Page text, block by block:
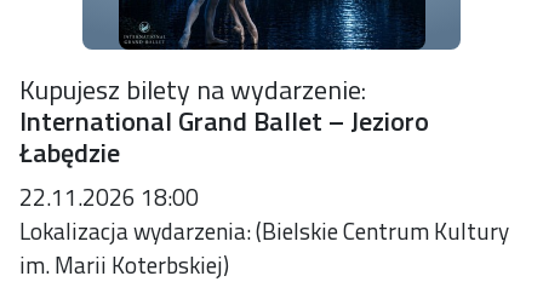
Kupujesz bilety na wydarzenie:
International Grand Ballet – Jezioro
Łabędzie
22.11.2026 18:00
Lokalizacja wydarzenia: (Bielskie Centrum Kultury
im. Marii Koterbskiej)